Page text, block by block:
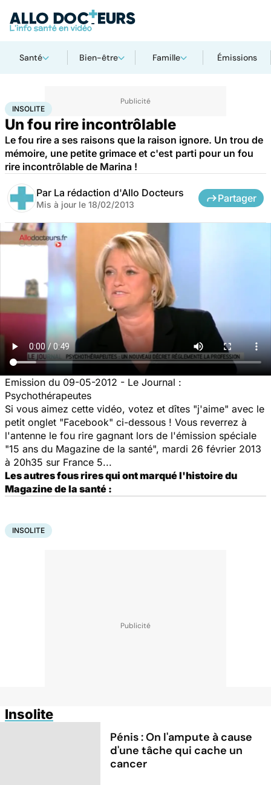
Santé Bien-être Famille Émissions
AccueilSanté
INSOLITE
Un fou rire incontrôlable
Le fou rire a ses raisons que la raison ignore. Un trou de
mémoire, une petite grimace et c'est parti pour un fou
rire incontrôlable de Marina !
Par La rédaction d'Allo Docteurs
Mis à jour le 18/02/2013
Partager
Emission du 09-05-2012 - Le Journal :
Psychothérapeutes
Si vous aimez cette vidéo, votez et dîtes "j'aime" avec le
petit onglet "Facebook" ci-dessous ! Vous reverrez à
l'antenne le fou rire gagnant lors de l'émission spéciale
"15 ans du Magazine de la santé", mardi 26 février 2013
à 20h35 sur France 5...
Les autres fous rires qui ont marqué l'histoire du
Magazine de la santé :
INSOLITE
Insolite
Pénis : On l'ampute à cause
d'une tâche qui cache un
cancer